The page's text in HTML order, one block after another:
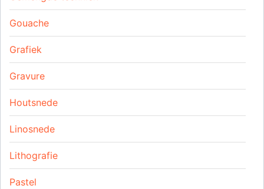
Gouache
Grafiek
Gravure
Houtsnede
Linosnede
Lithografie
Pastel